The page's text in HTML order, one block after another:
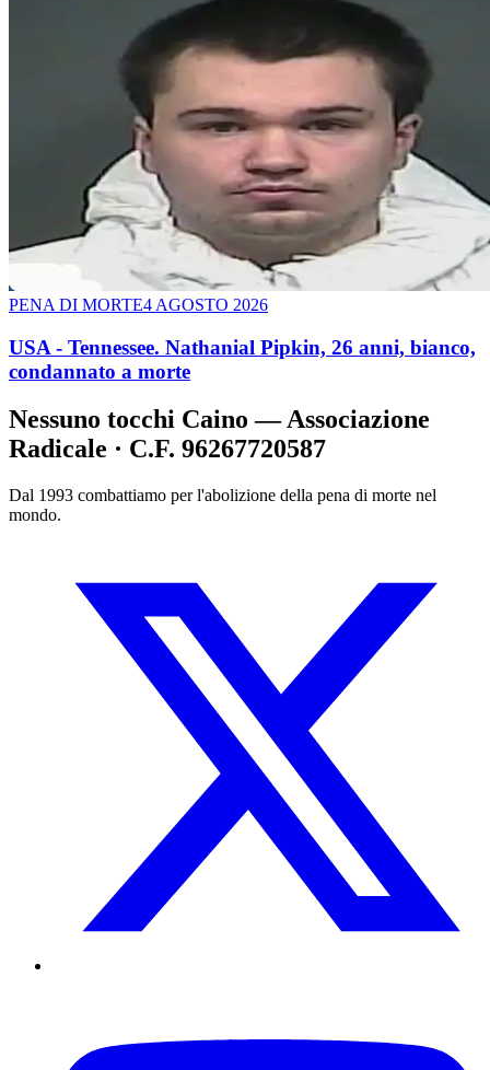
PENA DI MORTE4 AGOSTO 2026
USA - Tennessee. Nathanial Pipkin, 26 anni, bianco,
condannato a morte
Nessuno tocchi Caino — Associazione
Radicale · C.F. 96267720587
Dal 1993 combattiamo per l'abolizione della pena di morte nel
mondo.